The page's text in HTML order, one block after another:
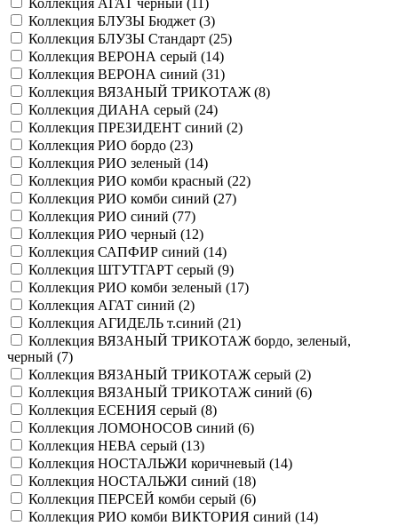
Коллекция АГАТ черный (
)
Коллекция БЛУЗЫ Бюджет (3)
Коллекция БЛУЗЫ Стандарт (25)
Коллекция ВЕРОНА серый (14)
Коллекция ВЕРОНА синий (31)
Коллекция ВЯЗАНЫЙ ТРИКОТАЖ (8)
Коллекция ДИАНА серый (24)
Коллекция ПРЕЗИДЕНТ синий (2)
Коллекция РИО бордо (23)
Коллекция РИО зеленый (14)
Коллекция РИО комби красный (22)
Коллекция РИО комби синий (27)
Коллекция РИО синий (77)
Коллекция РИО черный (12)
Коллекция САПФИР синий (14)
Коллекция ШТУТГАРТ серый (9)
Коллекция РИО комби зеленый (17)
Коллекция АГАТ синий (2)
Коллекция АГИДЕЛЬ т.синий (21)
Коллекция ВЯЗАНЫЙ ТРИКОТАЖ бордо, зеленый,
черный (7)
Коллекция ВЯЗАНЫЙ ТРИКОТАЖ серый (2)
Коллекция ВЯЗАНЫЙ ТРИКОТАЖ синий (6)
Коллекция ЕСЕНИЯ серый (8)
Коллекция ЛОМОНОСОВ синий (6)
Коллекция НЕВА серый (13)
Коллекция НОСТАЛЬЖИ коричневый (14)
Коллекция НОСТАЛЬЖИ синий (18)
Коллекция ПЕРСЕЙ комби серый (6)
Коллекция РИО комби ВИКТОРИЯ синий (14)